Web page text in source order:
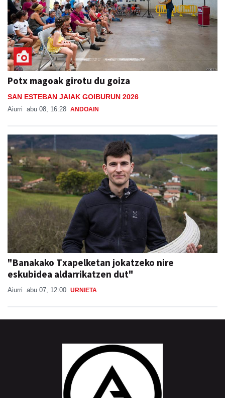
Potx magoak girotu du goiza
SAN ESTEBAN JAIAK GOIBURUN 2026
Aiurri abu 08, 16:28 ANDOAIN
"Banakako Txapelketan jokatzeko nire
eskubidea aldarrikatzen dut"
Aiurri abu 07, 12:00 URNIETA